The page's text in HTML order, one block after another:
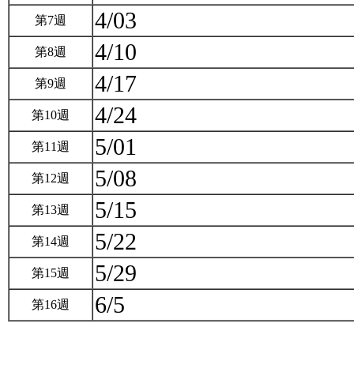
第7週 4/03
第8週 4/10
第9週 4/17
第10週 4/24
第11週 5/01
第12週 5/08
第13週 5/15
第14週 5/22
第15週 5/29
第16週 6/5